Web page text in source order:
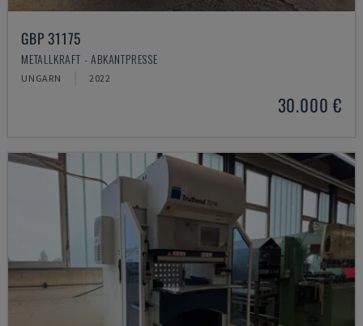
GBP 31175
METALLKRAFT - ABKANTPRESSE
UNGARN 2022
30.000 €